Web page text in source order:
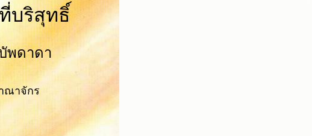
บริสุทธิ์
พดาดา
ณาจักร